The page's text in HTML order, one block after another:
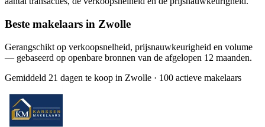
Beste makelaars in Zwolle
Gerangschikt op verkoopsnelheid, prijsnauwkeurigheid en volume
— gebaseerd op openbare bronnen van de afgelopen 12 maanden.
Gemiddeld 21 dagen te koop in Zwolle · 100 actieve makelaars